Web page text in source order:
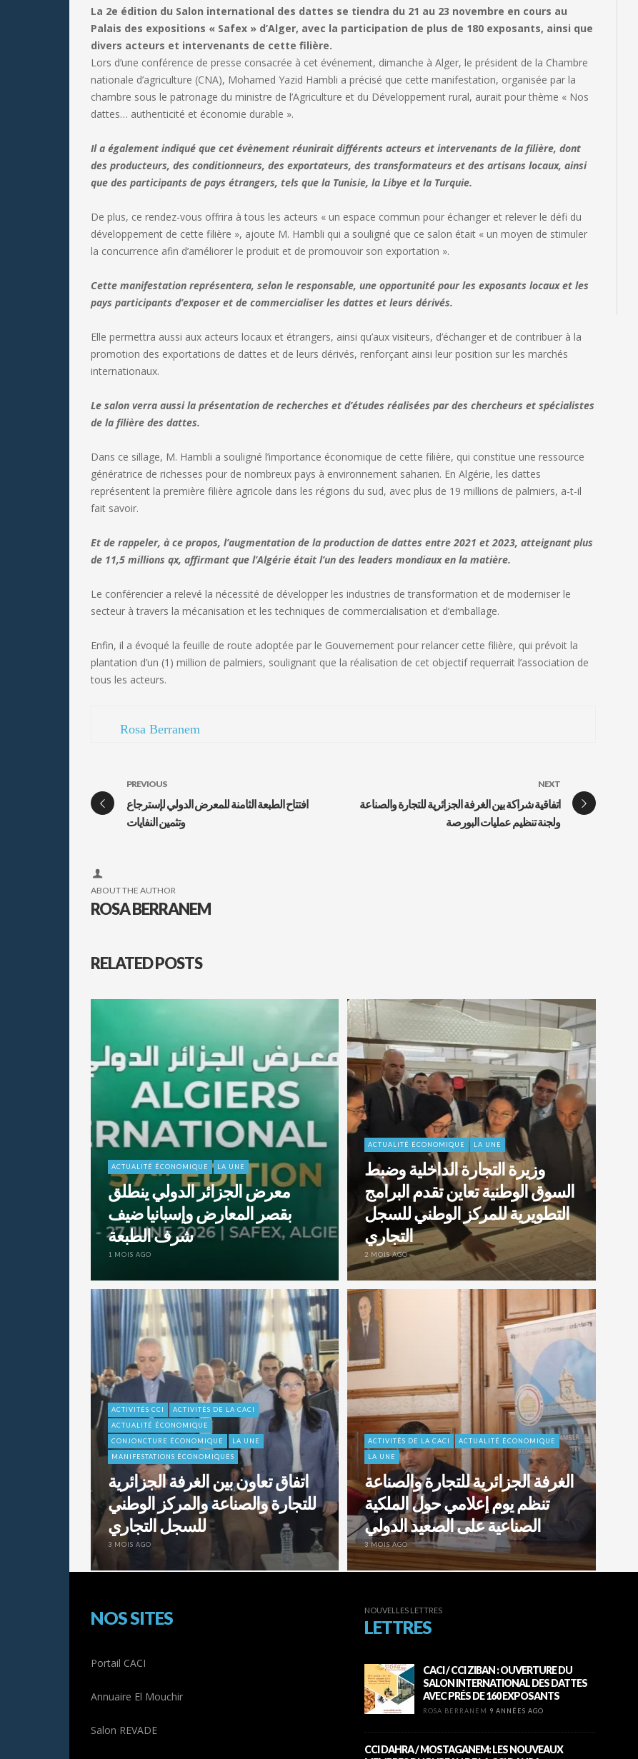
La 2e édition du Salon international des dattes se tiendra du 21 au 23 novembre en cours au
Palais des expositions « Safex » d’Alger, avec la participation de plus de 180 exposants, ainsi que
divers acteurs et intervenants de cette filière.
Lors d’une conférence de presse consacrée à cet événement, dimanche à Alger, le président de la Chambre
nationale d’agriculture (CNA), Mohamed Yazid Hambli a précisé que cette manifestation, organisée par la
chambre sous le patronage du ministre de l’Agriculture et du Développement rural, aurait pour thème « Nos
dattes… authenticité et économie durable ».
Il a également indiqué que cet évènement réunirait différents acteurs et intervenants de la filière, dont
des producteurs, des conditionneurs, des exportateurs, des transformateurs et des artisans locaux, ainsi
que des participants de pays étrangers, tels que la Tunisie, la Libye et la Turquie.
De plus, ce rendez-vous offrira à tous les acteurs « un espace commun pour échanger et relever le défi du
développement de cette filière », ajoute M. Hambli qui a souligné que ce salon était « un moyen de stimuler
la concurrence afin d’améliorer le produit et de promouvoir son exportation ».
Cette manifestation représentera, selon le responsable, une opportunité pour les exposants locaux et les
pays participants d’exposer et de commercialiser les dattes et leurs dérivés.
Elle permettra aussi aux acteurs locaux et étrangers, ainsi qu’aux visiteurs, d’échanger et de contribuer à la
promotion des exportations de dattes et de leurs dérivés, renforçant ainsi leur position sur les marchés
internationaux.
Le salon verra aussi la présentation de recherches et d’études réalisées par des chercheurs et spécialistes
de la filière des dattes.
Dans ce sillage, M. Hambli a souligné l’importance économique de cette filière, qui constitue une ressource
génératrice de richesses pour de nombreux pays à environnement saharien. En Algérie, les dattes
représentent la première filière agricole dans les régions du sud, avec plus de 19 millions de palmiers, a-t-il
fait savoir.
Et de rappeler, à ce propos, l’augmentation de la production de dattes entre 2021 et 2023, atteignant plus
de 11,5 millions qx, affirmant que l’Algérie était l’un des leaders mondiaux en la matière.
Le conférencier a relevé la nécessité de développer les industries de transformation et de moderniser le
secteur à travers la mécanisation et les techniques de commercialisation et d’emballage.
Enfin, il a évoqué la feuille de route adoptée par le Gouvernement pour relancer cette filière, qui prévoit la
plantation d’un (1) million de palmiers, soulignant que la réalisation de cet objectif requerrait l’association de
tous les acteurs.
Rosa Berranem
PREVIOUS
افتتاح الطبعة الثامنة للمعرض الدولي لإسترجاع
وتثمين النفايات
NEXT
اتفاقية شراكة بين الغرفة الجزائرية للتجارة والصناعة
ولجنة تنظيم عمليات البورصة
ABOUT THE AUTHOR
ROSA BERRANEM
RELATED POSTS
ACTUALITÉ ÉCONOMIQUE LA UNE
معرض الجزائر الدولي ينطلق
بقصر المعارض وإسبانيا ضيف
شرف الطبعة
1 MOIS AGO
ACTUALITÉ ÉCONOMIQUE LA UNE
وزيرة التجارة الداخلية وضبط
السوق الوطنية تعاين تقدم البرامج
التطويرية للمركز الوطني للسجل
التجاري
2 MOIS AGO
ACTIVITÉS CCI
ACTIVITÉS DE LA CACI
ACTUALITÉ ÉCONOMIQUE
CONJONCTURE ÉCONOMIQUE
LA UNE
MANIFESTATIONS ÉCONOMIQUES
اتفاق تعاون بين الغرفة الجزائرية
للتجارة والصناعة والمركز الوطني
للسجل التجاري
3 MOIS AGO
ACTIVITÉS DE LA CACI
ACTUALITÉ ÉCONOMIQUE
LA UNE
الغرفة الجزائرية للتجارة والصناعة
تنظم يوم إعلامي حول الملكية
الصناعية على الصعيد الدولي
3 MOIS AGO
NOS SITES
Portail CACI
Annuaire El Mouchir
Salon REVADE
NOUVELLES LETTRES
LETTRES
CACI / CCI ZIBAN : OUVERTURE DU
SALON INTERNATIONAL DES DATTES
AVEC PRÉS DE 160 EXPOSANTS
ROSA BERRANEM 9 ANNÉES AGO
CCI DAHRA / MOSTAGANEM: LES NOUVEAUX